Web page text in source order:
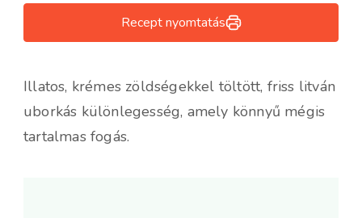
Recept nyomtatás
Illatos, krémes zöldségekkel töltött, friss litván
uborkás különlegesség, amely könnyű mégis
tartalmas fogás.